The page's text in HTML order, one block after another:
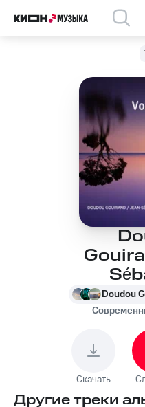
Скачать
Другие треки